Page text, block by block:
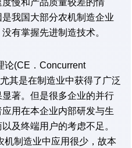
我国大部分农机制造企业
有掌握先进制造技术。
论(CE．Concurrent
其是在制造业中获得了广泛
著。但是很多企业的并行
用在本企业内部研发与生
及终端用户的考虑不足。
机制造业中应用很少，故本